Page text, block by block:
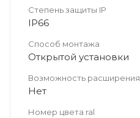
Степень защиты IP
IP66
Способ монтажа
Открытой установки
Возможность расширения
Нет
Номер цвета ral